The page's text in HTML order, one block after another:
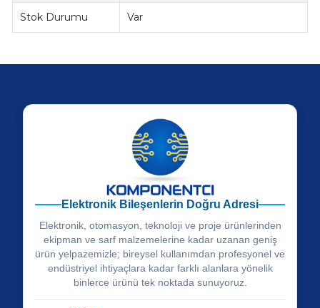
Stok Durumu Var
Elektronik Bileşenlerin Doğru Adresi
Elektronik, otomasyon, teknoloji ve proje ürünlerinden
ekipman ve sarf malzemelerine kadar uzanan geniş
ürün yelpazemizle; bireysel kullanımdan profesyonel ve
endüstriyel ihtiyaçlara kadar farklı alanlara yönelik
binlerce ürünü tek noktada sunuyoruz.